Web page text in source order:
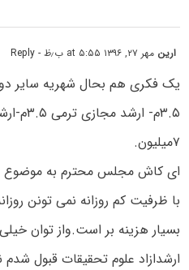
ارین مهر ۲۷, ۱۳۹۶ at ۵:۵۵ ب٫ظ - Reply
یک فکری هم بحال شهریه سایر
۳.۵م-
۷میلیون.
ای کاش مجلس محترم به موضوع
با ظرفیت کم روزانه نمی تونن
بسیار هزینه بر است.واز توان
ارشدازاد علوم تحقیقات قبول